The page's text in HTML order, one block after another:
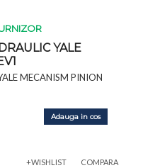
YALE
MECANISM PINION
Adauga in cos
+WISHLIST COMPARA